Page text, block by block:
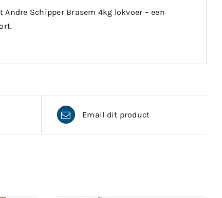
Schipper Brasem 4kg lokvoer – een
Email dit product